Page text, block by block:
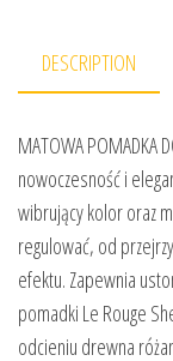
DESCRIPTION
MATOWA POMADKA
nowoczesność i
wibrujący kolor oraz
regulować, od
efektu. Zapewnia
pomadki Le Rouge
odcieniu drewna